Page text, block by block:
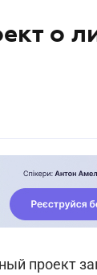
о
проект